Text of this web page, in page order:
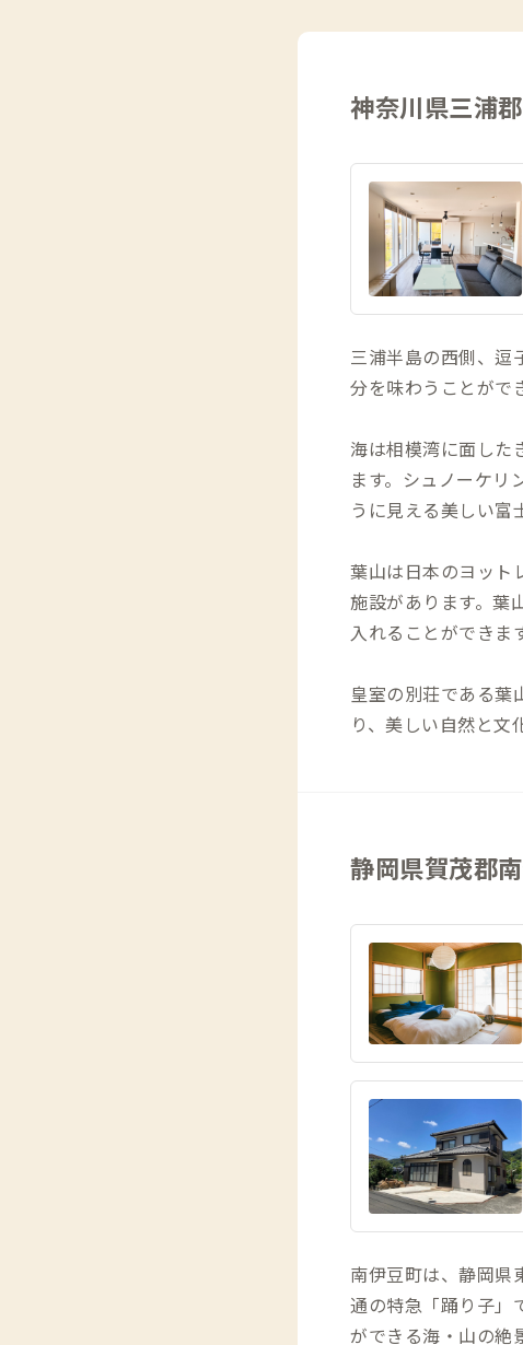
神奈川県三浦
三浦半島の西側、逗
分を味わうことがで
海は相模湾に面した
ます。シュノーケリ
うに見える美しい富
葉山は日本のヨット
施設があります。葉
入れることができま
皇室の別荘である葉
り、美しい自然と文
静岡県賀茂郡
南伊豆町は、静岡県
通の特急「踊り子」
ができる海・山の絶